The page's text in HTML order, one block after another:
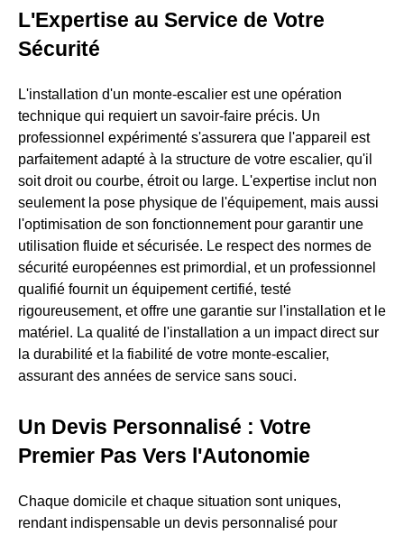
L'Expertise au Service de Votre
Sécurité
L'installation d'un monte-escalier est une opération
technique qui requiert un savoir-faire précis. Un
professionnel expérimenté s'assurera que l'appareil est
parfaitement adapté à la structure de votre escalier, qu'il
soit droit ou courbe, étroit ou large. L'expertise inclut non
seulement la pose physique de l'équipement, mais aussi
l'optimisation de son fonctionnement pour garantir une
utilisation fluide et sécurisée. Le respect des normes de
sécurité européennes est primordial, et un professionnel
qualifié fournit un équipement certifié, testé
rigoureusement, et offre une garantie sur l'installation et le
matériel. La qualité de l'installation a un impact direct sur
la durabilité et la fiabilité de votre monte-escalier,
assurant des années de service sans souci.
Un Devis Personnalisé : Votre
Premier Pas Vers l'Autonomie
Chaque domicile et chaque situation sont uniques,
rendant indispensable un devis personnalisé pour